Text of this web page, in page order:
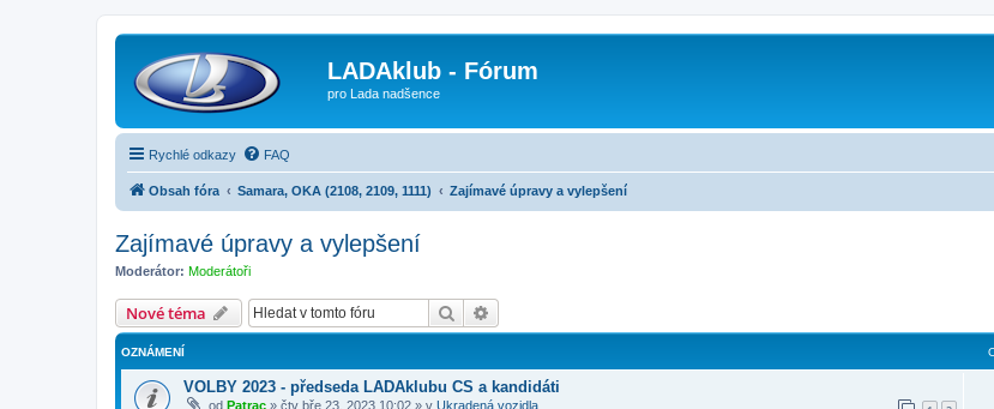
LADAklub - Fórum
pro Lada nadšence
Rychlé odkazy FAQ
Obsah fóra Samara, OKA (2108, 2109, 1111) Zajímavé úpravy a vylepšení
Zajímavé úpravy a vylepšení
Moderátor: Moderátoři
Nové téma Hledat
OZNÁMENÍ
VOLBY 2023 - předseda LADAklubu CS a kandidáti
od Patrac » čtv bře 23, 2023 10:02 » v Ukradená vozidla